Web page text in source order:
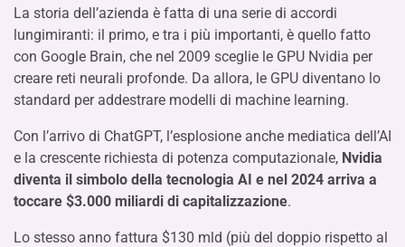
La storia dell’azienda è fatta di una serie di accordi
lungimiranti: il primo, e tra i più importanti, è quello fatto
con Google Brain, che nel 2009 sceglie le GPU Nvidia per
creare reti neurali profonde. Da allora, le GPU diventano lo
standard per addestrare modelli di machine learning.
Con l’arrivo di ChatGPT, l’esplosione anche mediatica dell’AI
e la crescente richiesta di potenza computazionale, Nvidia
diventa il simbolo della tecnologia AI e nel 2024 arriva a
toccare $3.000 miliardi di capitalizzazione.
Lo stesso anno fattura $130 mld (più del doppio rispetto al